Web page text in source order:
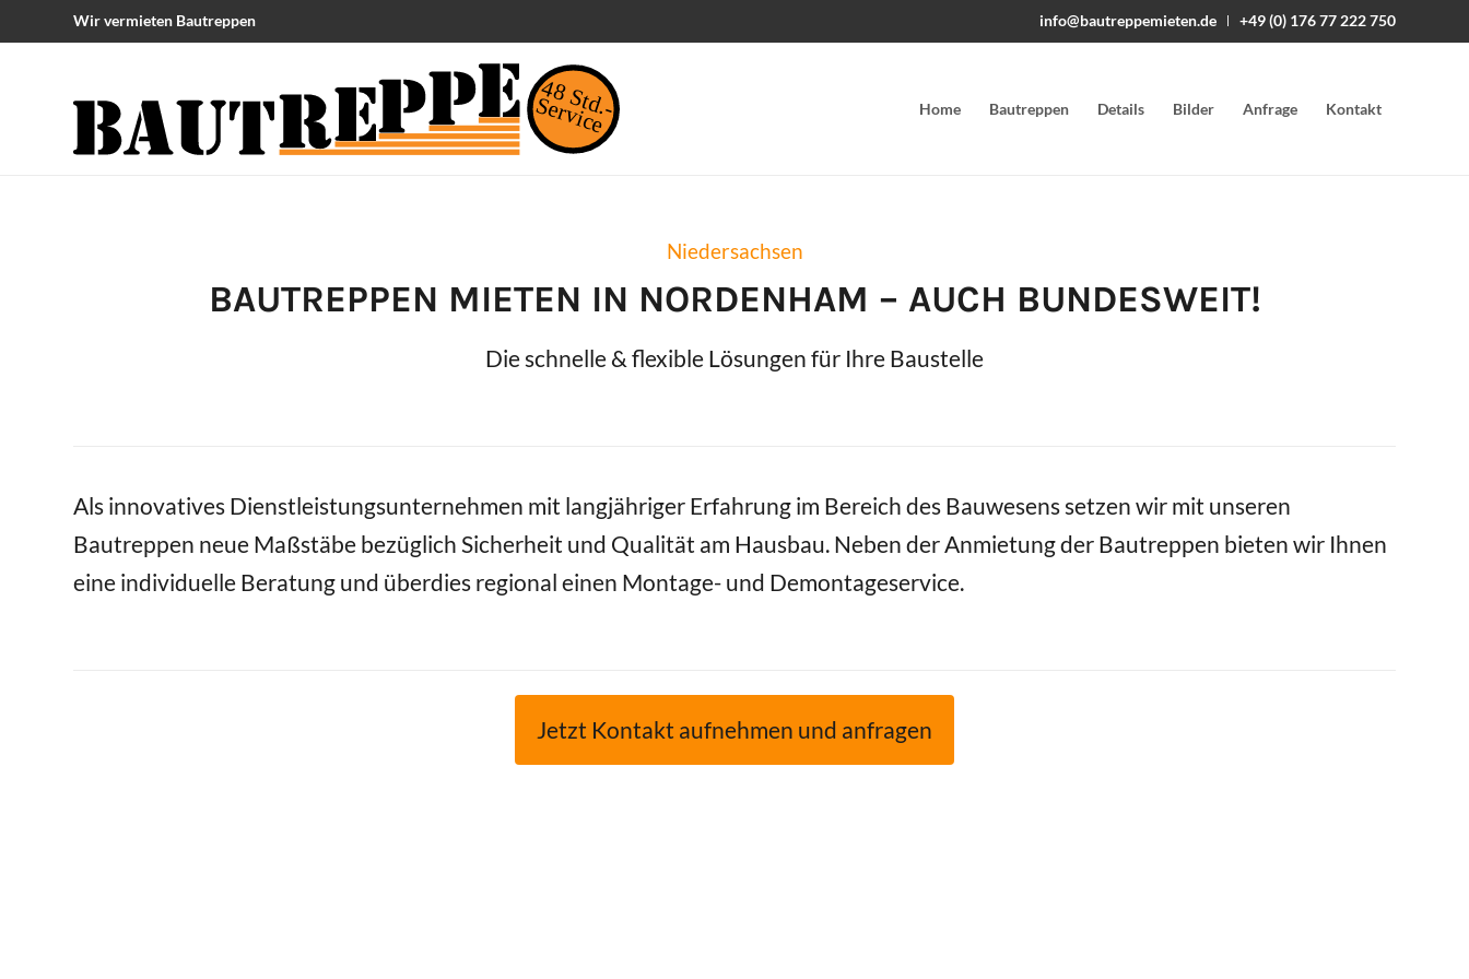
info@bautreppemieten.de +49 (0) 176 77 222 750
Wir vermieten Bautreppen
48 Std.-
Service Home Bautreppen Details Bilder Anfrage Kontakt
Niedersachsen
BAUTREPPEN MIETEN IN NORDENHAM – AUCH BUNDESWEIT!
Die schnelle & flexible Lösungen für Ihre Baustelle
Als innovatives Dienstleistungsunternehmen mit langjähriger Erfahrung im Bereich des Bauwesens setzen wir mit unseren
Bautreppen neue Maßstäbe bezüglich Sicherheit und Qualität am Hausbau. Neben der Anmietung der Bautreppen bieten wir Ihnen
eine individuelle Beratung und überdies regional einen Montage- und Demontageservice.
Jetzt Kontakt aufnehmen und anfragen